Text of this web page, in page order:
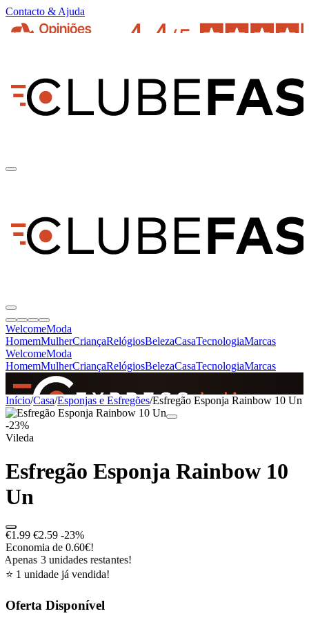
Contacto & Ajuda
WelcomeModa
HomemMulherCriançaRelógiosBelezaCasaTecnologiaMarcas
WelcomeModa
HomemMulherCriançaRelógiosBelezaCasaTecnologiaMarcas
SINCE 2005
Início/Casa/Esponjas e Esfregões/Esfregão Esponja Rainbow 10 Un
-23%
Vileda
Esfregão Esponja Rainbow 10
Un
€1.99 €2.59 -23%
Economia de 0.60€!
Apenas 3 unidades restantes!
⭐ 1 unidade já vendida!
Oferta Disponível